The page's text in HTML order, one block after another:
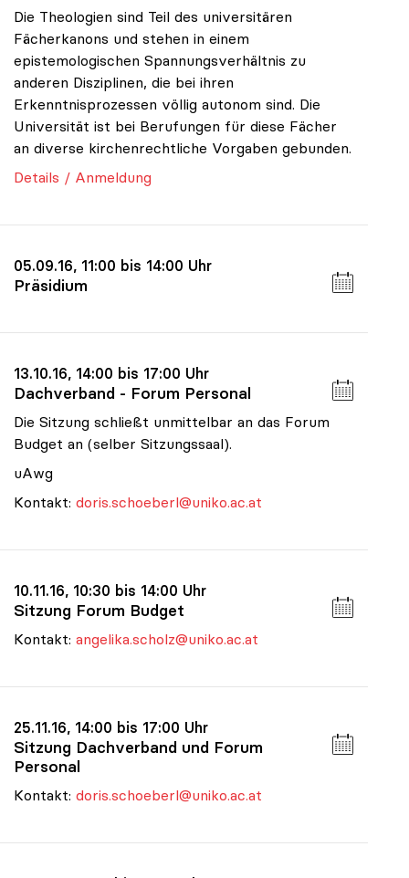
Die Theologien sind Teil des universitären
Fächerkanons und stehen in einem
epistemologischen Spannungsverhältnis zu
anderen Disziplinen, die bei ihren
Erkenntnisprozessen völlig autonom sind. Die
Universität ist bei Berufungen für diese Fächer
an diverse kirchenrechtliche Vorgaben gebunden.
Details / Anmeldung
05.09.16, 11:00 bis 14:00 Uhr
Präsidium
13.10.16, 14:00 bis 17:00 Uhr
Dachverband - Forum Personal
Die Sitzung schließt unmittelbar an das Forum
Budget an (selber Sitzungssaal).
uAwg
Kontakt: doris.schoeberl@uniko.ac.at
10.11.16, 10:30 bis 14:00 Uhr
Sitzung Forum Budget
Kontakt: angelika.scholz@uniko.ac.at
25.11.16, 14:00 bis 17:00 Uhr
Sitzung Dachverband und Forum
Personal
Kontakt: doris.schoeberl@uniko.ac.at